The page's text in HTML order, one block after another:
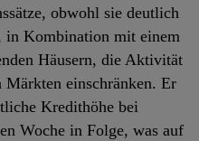
obwohl sie deutlich
in Kombination mit einem
Häusern, die Aktivität
einschränken. Er
Kredithöhe bei
Woche in Folge, was auf